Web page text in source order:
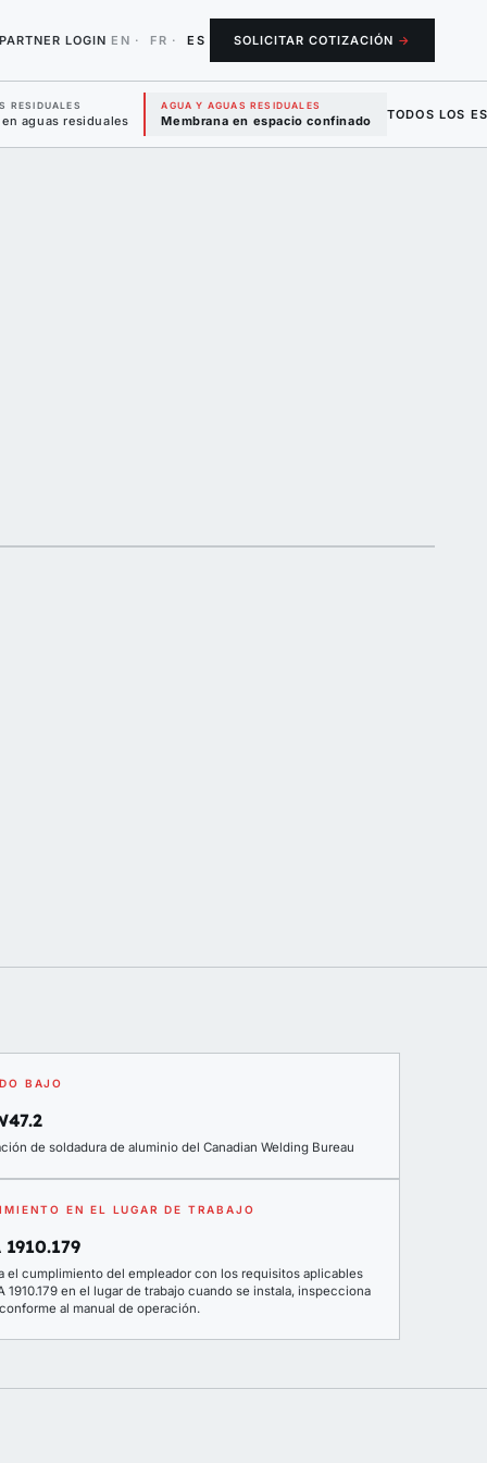
PARTNER LOGIN EN · FR · ES SOLICITAR COTIZACIÓN →
RESIDUALES
aguas residuales
AGUA Y AGUAS RESIDUALES
Membrana en espacio confinado TODOS LOS
BAJO
de soldadura de aluminio del Canadian Welding Bureau
EN EL LUGAR DE TRABAJO
1910.179
el cumplimiento del empleador con los requisitos aplicables
1910.179 en el lugar de trabajo cuando se instala, inspecciona
al manual de operación.